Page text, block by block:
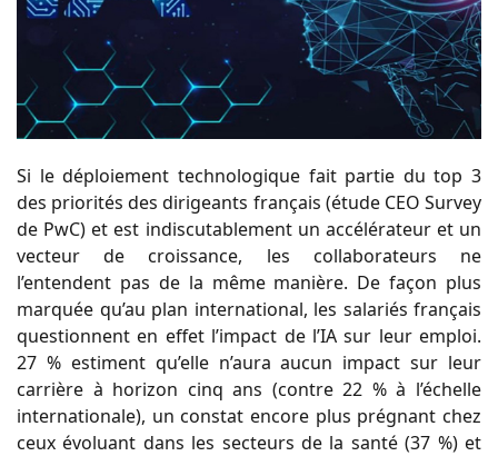
Si le déploiement technologique fait partie du top 3
des priorités des dirigeants français (étude CEO Survey
de PwC) et est indiscutablement un accélérateur et un
vecteur de croissance, les collaborateurs ne
l’entendent pas de la même manière. De façon plus
marquée qu’au plan international, les salariés français
questionnent en effet l’impact de l’IA sur leur emploi.
27 % estiment qu’elle n’aura aucun impact sur leur
carrière à horizon cinq ans (contre 22 % à l’échelle
internationale), un constat encore plus prégnant chez
ceux évoluant dans les secteurs de la santé (37 %) et